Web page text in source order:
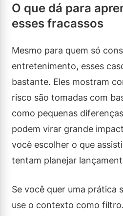
O que dá para
esses fracassos
Mesmo para quem só
entretenimento, esses
bastante. Eles mostram
risco são tomadas com
como pequenas
podem virar grande
você escolher o que
tentam planejar
Se você quer uma prática
use o contexto como